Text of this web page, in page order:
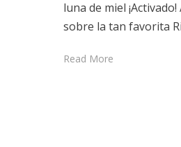
luna de miel
sobre la tan favorita
Read More